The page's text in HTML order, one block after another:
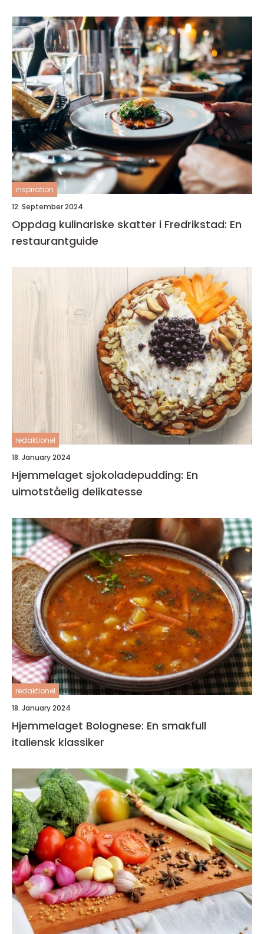
inspiration
12. September 2024
Oppdag kulinariske skatter i Fredrikstad: En
restaurantguide
redaktionel
18. January 2024
Hjemmelaget sjokoladepudding: En
uimotståelig delikatesse
redaktionel
18. January 2024
Hjemmelaget Bolognese: En smakfull
italiensk klassiker